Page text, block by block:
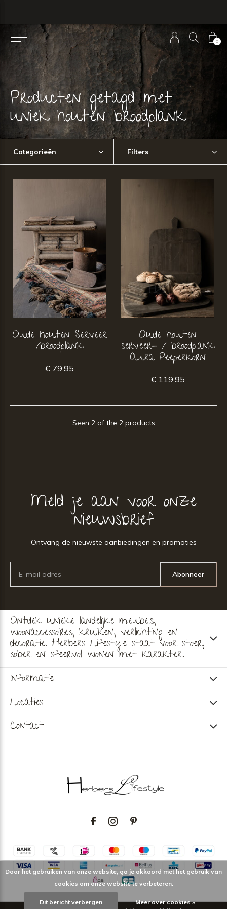
0
Producten getagd met
uniek houten broodplank
Categorieën Filters
Oude houten Serveer
/broodplank
€ 79,95
Oude houten
serveer- / broodplank
Aura Peeperkorn
€ 119,95
Seen 2 of the 2 products
Meld je aan voor onze
nieuwsbrief
Ontvang de nieuwste aanbiedingen en promoties
Abonneer
Ontdek unieke landelijke meubels,
woonaccessoires, kruiken, verlichting en
decoratie. Herbers Lifestyle staat voor stoer,
sober en sfeervol wonen met karakter.
Informatie
Locaties
Contact
Door het gebruiken van onze website, ga je akkoord met het gebruik van
cookies om onze website te verbeteren.
Dit bericht verbergen Meer over cookies »